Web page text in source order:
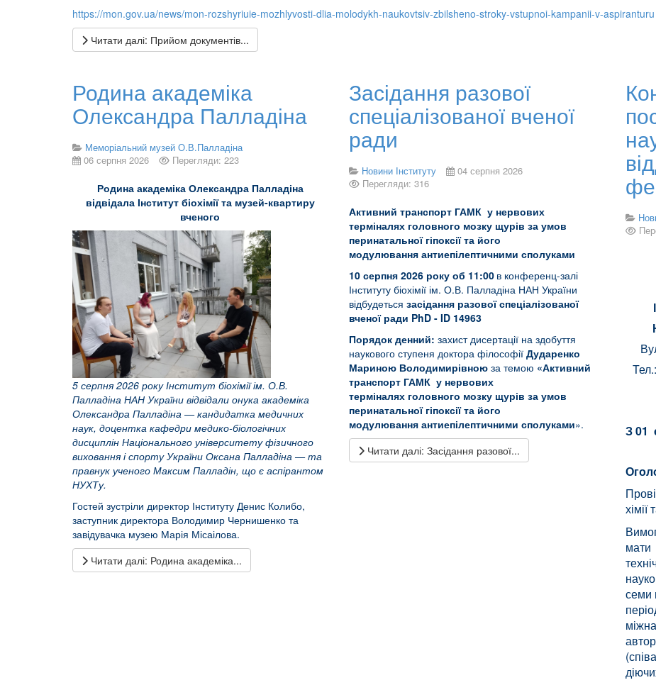
https://mon.gov.ua/news/mon-rozshyriuie-mozhlyvosti-dlia-molodykh-naukovtsiv-zbilsheno-stroky-vstupnoi-kampanii-v-aspiranturu
Читати далі: Прийом документів...
Родина академіка
Олександра Палладіна
Меморіальний музей О.В.Палладіна
06 серпня 2026
Перегляди: 223
Родина академіка Олександра Палладіна
відвідала Інститут біохімії та музей-квартиру
вченого
5 серпня 2026 року Інститут біохімії ім. О.В.
Палладіна НАН України відвідали онука академіка
Олександра Палладіна — кандидатка медичних
наук, доцентка кафедри медико-біологічних
дисциплін Національного університету фізичного
виховання і спорту України Оксана Палладіна — та
правнук ученого Максим Палладін, що є аспірантом
НУХТу.
Гостей зустріли директор Інституту Денис Колибо,
заступник директора Володимир Чернишенко та
завідувачка музею Марія Місаілова.
Читати далі: Родина академіка...
Засідання разової
спеціалізованої вченої
ради
Новини Інституту
04 серпня 2026
Перегляди: 316
Активний транспорт ГАМК у нервових
терміналях головного мозку щурів за умов
перинатальної гіпоксії та його
модулювання антиепілептичними сполуками
10 серпня 2026 року об 11:00 в конференц-залі
Інституту біохімії ім. О.В. Палладіна НАН України
відбудеться засідання разової спеціалізованої
вченої ради PhD - ID 14963
Порядок денний: захист дисертації на здобуття
наукового ступеня доктора філософії Дударенко
Мариною Володимирівною за темою «Активний
транспорт ГАМК у нервових
терміналях головного мозку щурів за умов
перинатальної гіпоксії та його
модулювання антиепілептичними сполуками».
Читати далі: Засідання разової...
З01
хімії
мати
семи